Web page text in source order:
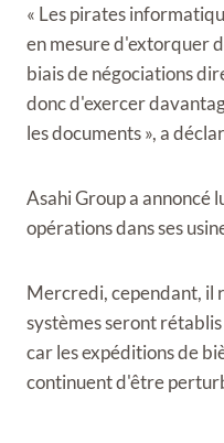
« Les pirates
en mesure d'extorquer
biais de négociations
donc d'exercer
les documents », a
Asahi Group a annoncé
opérations dans ses
Mercredi, cependant, il
systèmes seront
car les expéditions de
continuent d'être